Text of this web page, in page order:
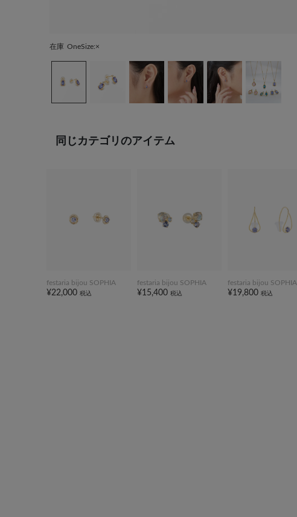
在庫 OneSize:×
同じカテゴリのアイテム
festaria bijou SOPHIA
¥22,000 税込
festaria bijou SOPHIA
¥15,400 税込
festaria bijou SOPHIA
¥19,800 税込